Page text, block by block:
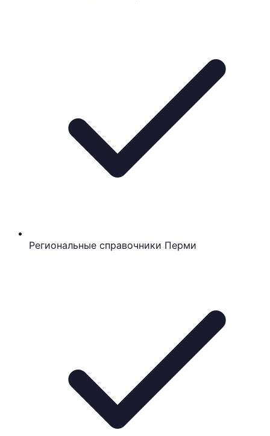
Региональные справочники Перми